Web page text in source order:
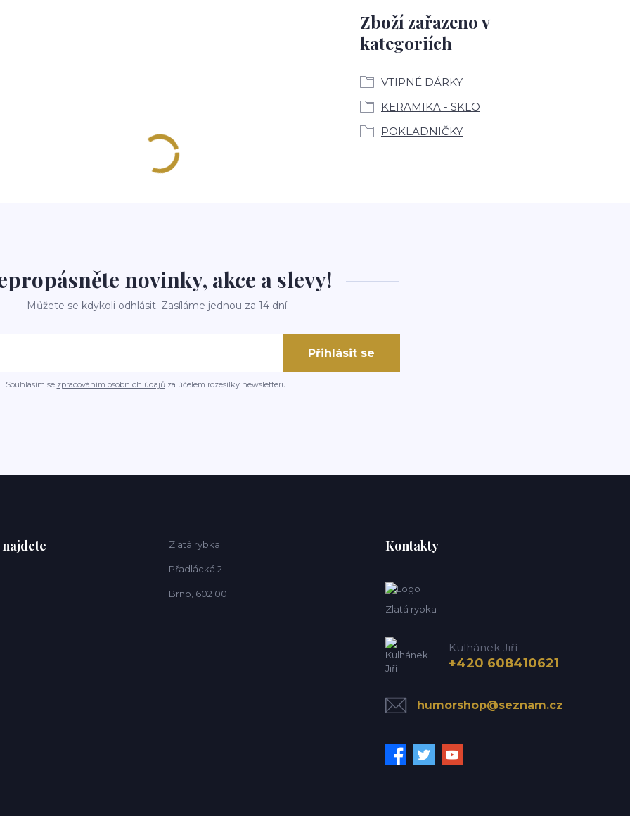
Zboží zařazeno v
kategoriích
VTIPNÉ DÁRKY
KERAMIKA - SKLO
POKLADNIČKY
novinky, akce a slevy!
Můžete se kdykoli odhlásit. Zasíláme jednou za 14 dní.
Přihlásit se
Souhlasím se zpracováním osobních údajůza účelem rozesílky newsletteru.
Zlatá rybka
Přadlácká 2
Brno, 602 00
Kontakty
Zlatá rybka
Kulhánek Jiří
+420 608410621
humorshop@seznam.cz